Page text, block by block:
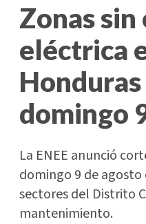
Zonas
eléctrica
domingo
La ENEE anunció
domingo 9 de agosto
sectores del Distrito
mantenimiento.